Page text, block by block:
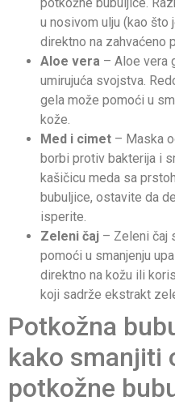
potkožne bubuljice.
u nosivom ulju (kao što
direktno na zahvaćeno
Aloe vera – Aloe vera
umirujuća svojstva.
gela može pomoći u
kože.
Med i cimet – Maska
borbi protiv bakterija i
kašičicu meda sa
bubuljice, ostavite da
isperite.
Zeleni čaj – Zeleni čaj
pomoći u smanjenju
direktno na kožu ili
koji sadrže ekstrakt
Potkožna
kako smanjiti
potkožne